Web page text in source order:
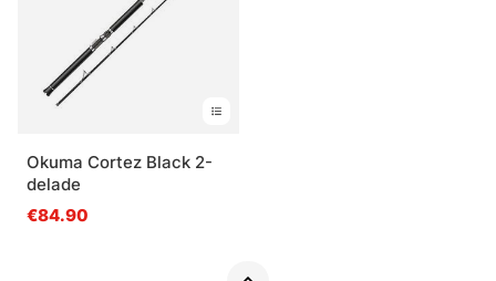
Okuma Cortez Black 2-
delade
€84.90